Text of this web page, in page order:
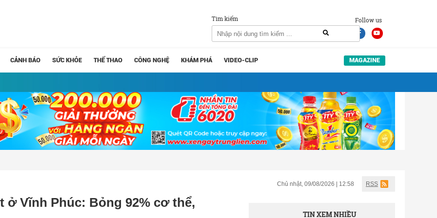
Follow us
Tìm kiếm
CẢNH BÁO SỨC KHỎE THỂ THAO CÔNG NGHỆ KHÁM PHÁ VIDEO-CLIP MAGAZINE
Chủ nhật, 09/08/2026 | 12:58 RSS
Vĩnh Phúc: Bỏng 92% cơ thể,
TIN XEM NHIỀU